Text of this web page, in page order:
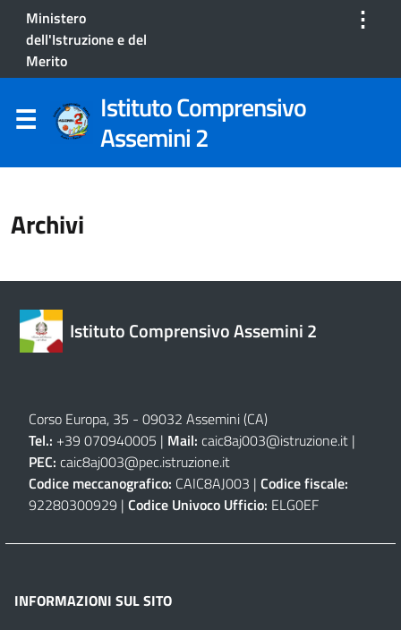
Ministero
dell'Istruzione e del
Merito
⋮
Istituto Comprensivo
Assemini 2
Archivi
Istituto Comprensivo Assemini 2
Corso Europa, 35 - 09032 Assemini (CA)
Tel.: +39 070940005 | Mail: caic8aj003@istruzione.it |
PEC: caic8aj003@pec.istruzione.it
Codice meccanografico: CAIC8AJ003 | Codice fiscale:
92280300929 | Codice Univoco Ufficio: ELG0EF
INFORMAZIONI SUL SITO